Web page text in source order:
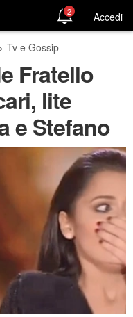
2 Accedi
Tv e Gossip
Fratello
lite
e Stefano